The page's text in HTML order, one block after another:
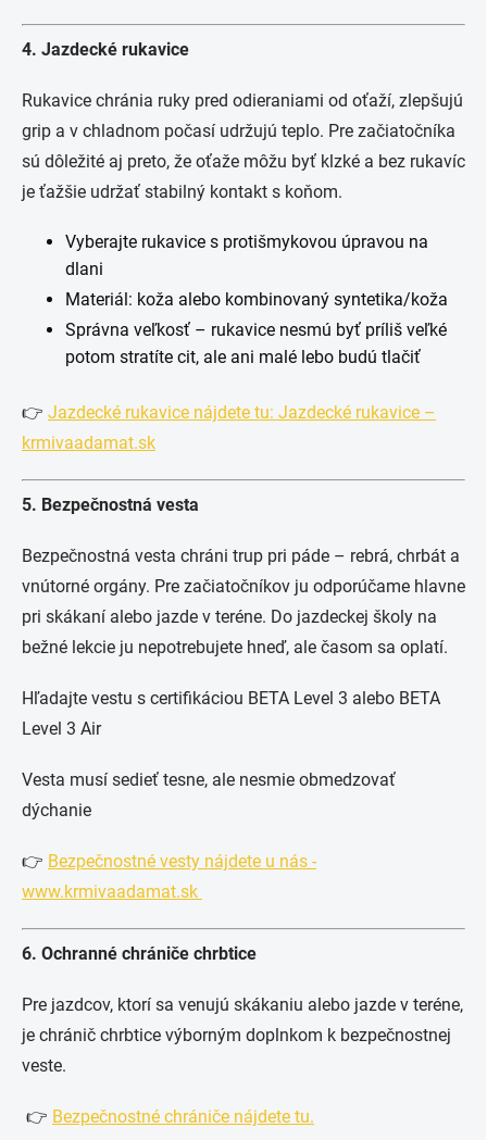
4. Jazdecké rukavice
Rukavice chránia ruky pred odieraniami od oťaží, zlepšujú
grip a v chladnom počasí udržujú teplo. Pre začiatočníka
sú dôležité aj preto, že oťaže môžu byť klzké a bez rukavíc
je ťažšie udržať stabilný kontakt s koňom.
Vyberajte rukavice s protišmykovou úpravou na
dlani
Materiál: koža alebo kombinovaný syntetika/koža
Správna veľkosť – rukavice nesmú byť príliš veľké
potom stratíte cit, ale ani malé lebo budú tlačiť
👉 Jazdecké rukavice nájdete tu: Jazdecké rukavice –
krmivaadamat.sk
5. Bezpečnostná vesta
Bezpečnostná vesta chráni trup pri páde – rebrá, chrbát a
vnútorné orgány. Pre začiatočníkov ju odporúčame hlavne
pri skákaní alebo jazde v teréne. Do jazdeckej školy na
bežné lekcie ju nepotrebujete hneď, ale časom sa oplatí.
Hľadajte vestu s certifikáciou BETA Level 3 alebo BETA
Level 3 Air
Vesta musí sedieť tesne, ale nesmie obmedzovať
dýchanie
👉 Bezpečnostné vesty nájdete u nás -
www.krmivaadamat.sk
6. Ochranné chrániče chrbtice
Pre jazdcov, ktorí sa venujú skákaniu alebo jazde v teréne,
je chránič chrbtice výborným doplnkom k bezpečnostnej
veste.
👉 Bezpečnostné chrániče nájdete tu.